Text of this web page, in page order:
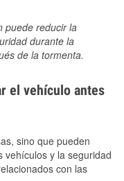
puede reducir la
durante la
de la tormenta.
el vehículo antes
sino que pueden
vehículos y la seguridad
con las